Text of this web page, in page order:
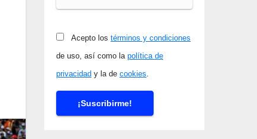
Acepto los términos y condiciones
de uso, así como la política de
privacidad y la de cookies